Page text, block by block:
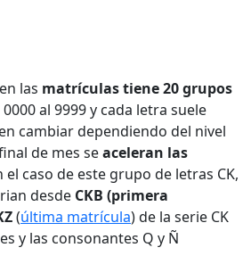
las matrículas tiene 20 grupos
al 9999 y cada letra suele
cambiar dependiendo del nivel
de mes seaceleran las
el caso de este grupo de letras CK,
desde CKB (primera
(última matrícula) de la serie CK
y las consonantes Q y Ñ